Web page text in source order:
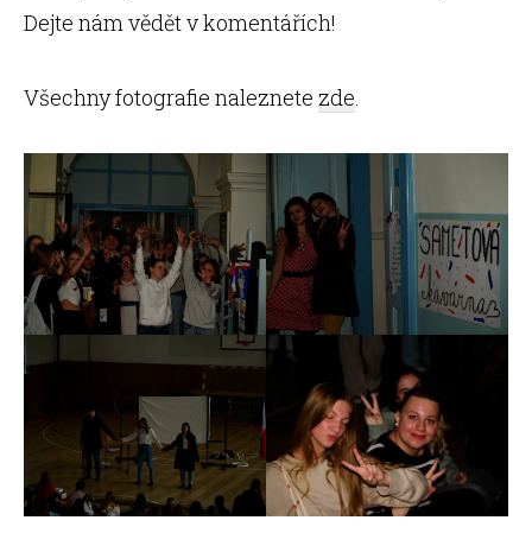
Dejte nám vědět v komentářích!
Všechny fotografie naleznete zde.